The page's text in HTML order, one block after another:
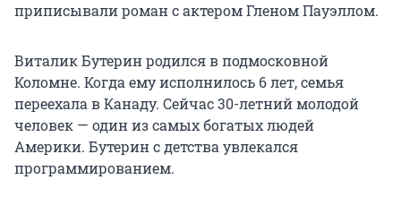
приписывали роман с актером Гленом Пауэллом.
Виталик Бутерин родился в подмосковной
Коломне. Когда ему исполнилось 6 лет, семья
переехала в Канаду. Сейчас 30-летний молодой
человек — один из самых богатых людей
Америки. Бутерин с детства увлекался
программированием.